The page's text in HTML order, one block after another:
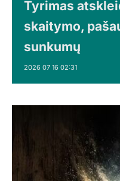
Tyrimas
skaitymo,
sunkumų
2026 07 16 02:31